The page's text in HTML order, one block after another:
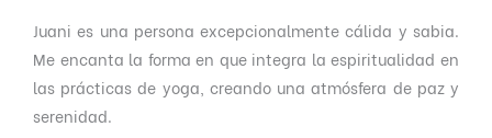
Juani es una persona excepcionalmente cálida y sabia.
Me encanta la forma en que integra la espiritualidad en
las prácticas de yoga, creando una atmósfera de paz y
serenidad.